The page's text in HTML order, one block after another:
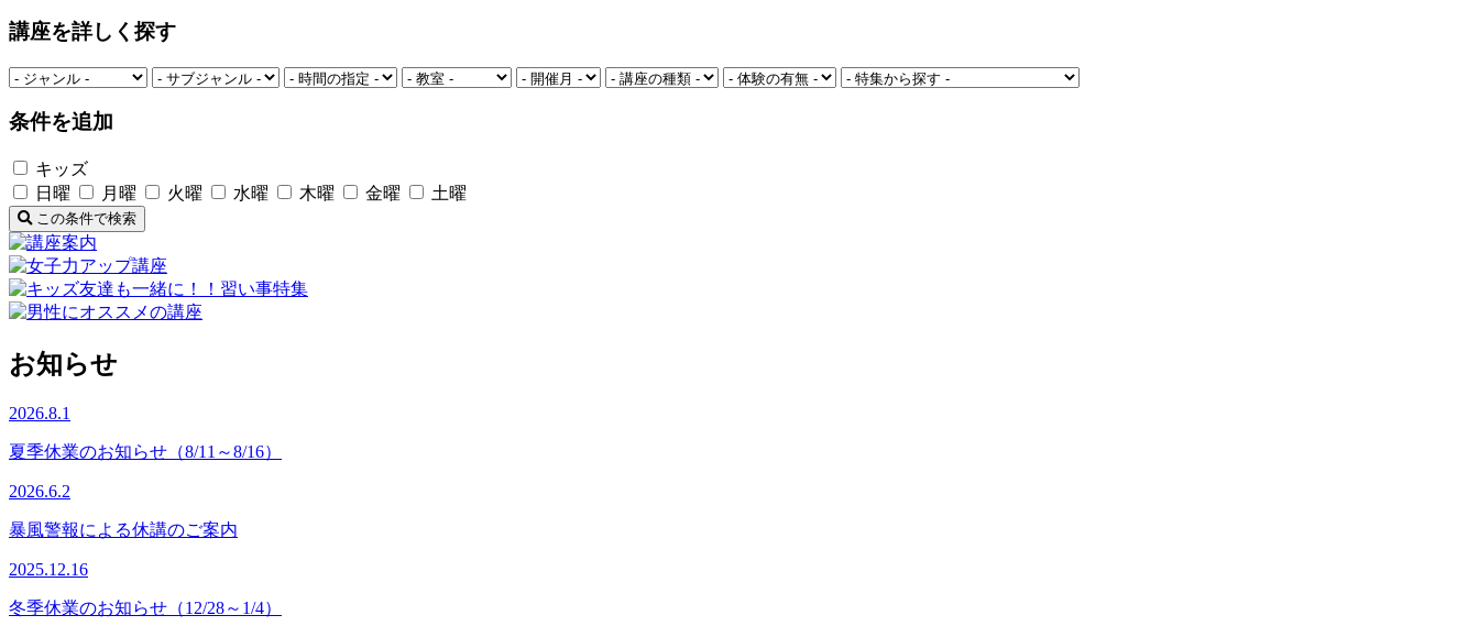
講座を詳しく探す
条件を追加
キッズ
日曜
月曜 火曜 水曜 木曜 金曜 土曜
この条件で検索
お知らせ
2026.8.1
夏季休業のお知らせ（8/11～8/16）
2026.6.2
暴風警報による休講のご案内
2025.12.16
冬季休業のお知らせ（12/28～1/4）